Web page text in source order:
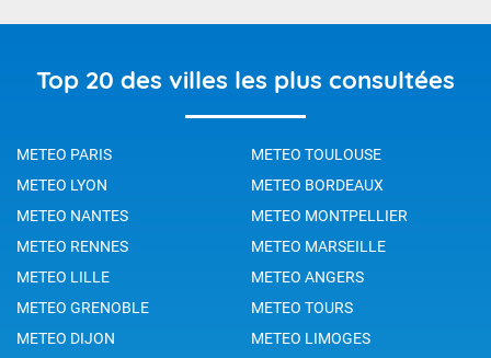
Top 20 des villes les plus consultées
METEO PARIS
METEO TOULOUSE
METEO LYON
METEO BORDEAUX
METEO NANTES
METEO MONTPELLIER
METEO RENNES
METEO MARSEILLE
METEO LILLE
METEO ANGERS
METEO GRENOBLE
METEO TOURS
METEO DIJON
METEO LIMOGES